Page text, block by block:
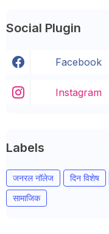
Social Plugin
Facebook
Instagram
Labels
जनरल नॉलेज दिन विशेष
सामाजिक